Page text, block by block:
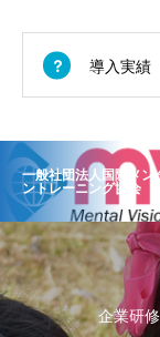
導入実績
一般社団法人国際メン
ントレーニング協会
企業研